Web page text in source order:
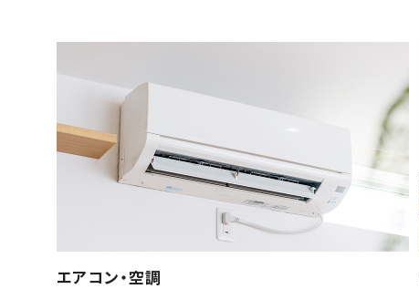
エアコン・空調